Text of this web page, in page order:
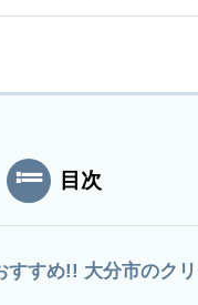
目次
すすめ!! 大分市のク